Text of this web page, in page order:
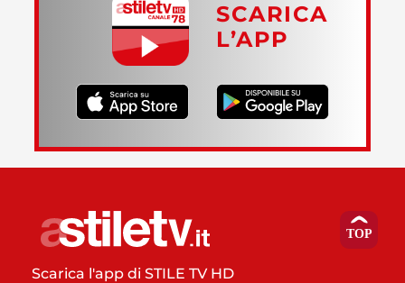
SCARICA
L’APP
Scarica l'app di STILE TV HD